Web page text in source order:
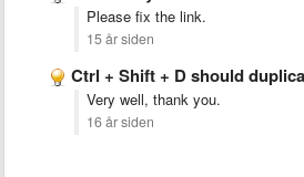
Please fix the link.
15 år siden
Ctrl + Shift + D should duplicate
Very well, thank you.
16 år siden